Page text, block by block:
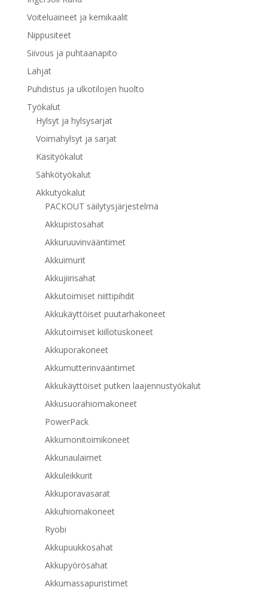
Voiteluaineet ja kemikaalit
Nippusiteet
Siivous ja puhtaanapito
Lahjat
Puhdistus ja ulkotilojen huolto
Työkalut
Hylsyt ja hylsysarjat
Voimahylsyt ja sarjat
Käsityökalut
Sähkötyökalut
Akkutyökalut
PACKOUT säilytysjärjestelmä
Akkupistosahat
Akkuruuvinvääntimet
Akkuimurit
Akkujiirisahat
Akkutoimiset niittipihdit
Akkukäyttöiset puutarhakoneet
Akkutoimiset kiillotuskoneet
Akkuporakoneet
Akkumutterinvääntimet
Akkukäyttöiset putken laajennustyökalut
Akkusuorahiomakoneet
PowerPack
Akkumonitoimikoneet
Akkunaulaimet
Akkuleikkurit
Akkuporavasarat
Akkuhiomakoneet
Ryobi
Akkupuukkosahat
Akkupyörösahat
Akkumassapuristimet